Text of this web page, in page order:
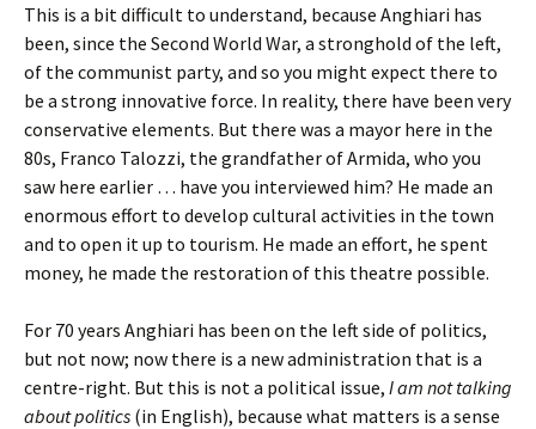
This is a bit difficult to understand, because Anghiari has
been, since the Second World War, a stronghold of the left,
of the communist party, and so you might expect there to
be a strong innovative force. In reality, there have been very
conservative elements. But there was a mayor here in the
80s, Franco Talozzi, the grandfather of Armida, who you
saw here earlier … have you interviewed him? He made an
enormous effort to develop cultural activities in the town
and to open it up to tourism. He made an effort, he spent
money, he made the restoration of this theatre possible.
For 70 years Anghiari has been on the left side of politics,
but not now; now there is a new administration that is a
centre-right. But this is not a political issue, I am not talking
about politics (in English), because what matters is a sense